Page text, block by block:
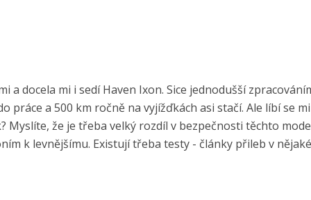
a docela mi i sedí Haven Ixon. Sice jednodušší
práce a 500 km ročně na vyjížďkách asi stačí. Ale líbí se
Myslíte, že je třeba velký rozdíl v bezpečnosti těchto
k levnějšímu. Existují třeba testy - články přileb v